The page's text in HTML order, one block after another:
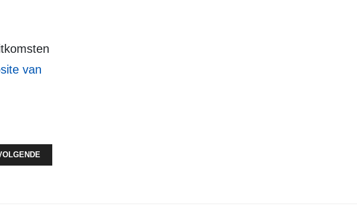
van
ARTIKEL: 'VERHALEN VAN DE POLDER' BRENGT ONTSTAANSGESCHIEDENIS